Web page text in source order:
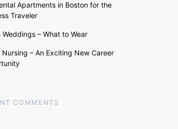
Apartments in Boston for the
Traveler
Weddings – What to Wear
Nursing – An Exciting New Career
COMMENTS